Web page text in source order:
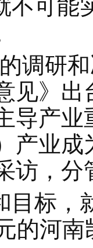
不可能
调研
见》
导产
产业
访，
目标，
的河